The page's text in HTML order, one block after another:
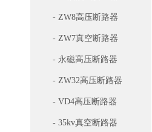
- ZW8高压断路器
- ZW7真空断路器
- 永磁高压断路器
- ZW32高压断路器
- VD4高压断路器
- 35kv真空断路器